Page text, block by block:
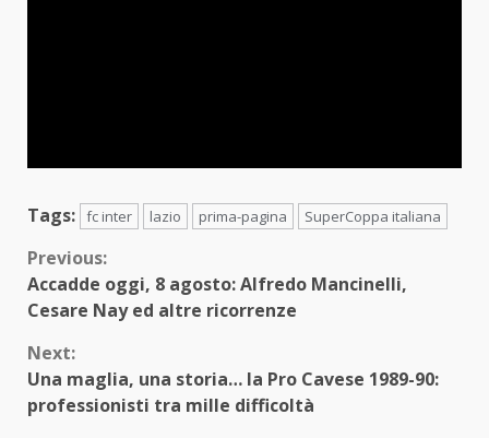
Tags: fc inter lazio prima-pagina SuperCoppa italiana
Continue
Reading
Previous:
Accadde oggi, 8 agosto: Alfredo Mancinelli,
Cesare Nay ed altre ricorrenze
Next:
Una maglia, una storia… la Pro Cavese 1989-90:
professionisti tra mille difficoltà